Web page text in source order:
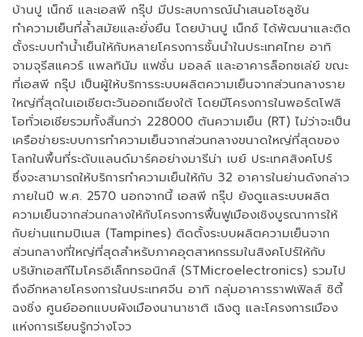
บ้านปู เน็กซ์ และเอสพี กรุ๊ป มีประสบการณ์นำเสนอโซลูชัน
ทำความเย็นที่ล้ำสมัยและยั่งยืน โดยบ้านปู เน็กซ์ ได้พัฒนาและติด
ตั้งระบบทำน้ำเย็นให้กับหลายโครงการชั้นนำในประเทศไทย อาทิ
จามจุรีสแควร์ แพลทินัม แฟชั่น มอลล์ และอาคารล็อกซเล่ย์ ขณะ
ที่เอสพี กรุ๊ป เป็นผู้ให้บริการระบบผลิตความเย็นจากส่วนกลางราย
ใหญ่ที่สุดในเอเชียตะวันออกเฉียงใต้ โดยมีโครงการในพอร์ตโฟลิ
โอทั่วเอเชียรวมทั้งสิ้นกว่า 228000 ตันความเย็น (RT) ไม่ว่าจะเป็น
เครือข่ายระบบการทำความเย็นจากส่วนกลางขนาดใหญ่ที่สุดของ
โลกในพื้นที่ระดับแลนด์มาร์คอย่างมารีน่า เบย์ ประเทศสิงคโปร์
ซึ่งจะสามารถให้บริการทำความเย็นให้กับ 32 อาคารในย่านดังกล่าว
ภายในปี พ.ศ. 2570 นอกจากนี้ เอสพี กรุ๊ป ยังดูแลระบบผลิต
ความเย็นจากส่วนกลางให้กับโครงการฟื้นฟูเมืองเชิงบูรณาการให้
กับย่านแทมปิเนส (Tampines) ติดตั้งระบบผลิตความเย็นจาก
ส่วนกลางที่ใหญ่ที่สุดสำหรับภาคอุตสาหกรรมในสิงคโปร์ให้กับ
บริษัทเอสทีไมโครอิเล็กทรอนิกส์ (STMicroelectronics) รวมไป
ถึงอีกหลายโครงการในประเทศจีน อาทิ กลุ่มอาคารราฟเฟิลส์ ซิตี้
ฉงชิ่ง ศูนย์ออกแบบผังเมืองนานาชาติ เฉิงตู และโครงการเมือง
แห่งการเรียนรู้กว่างโจว